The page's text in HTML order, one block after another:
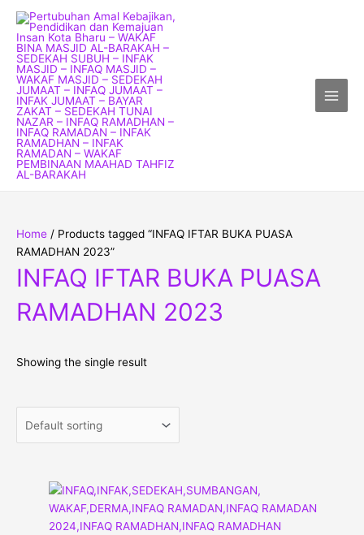
content
Home / Products tagged “INFAQ IFTAR BUKA PUASA
RAMADHAN 2023”
INFAQ IFTAR BUKA PUASA
RAMADHAN 2023
Showing the single result